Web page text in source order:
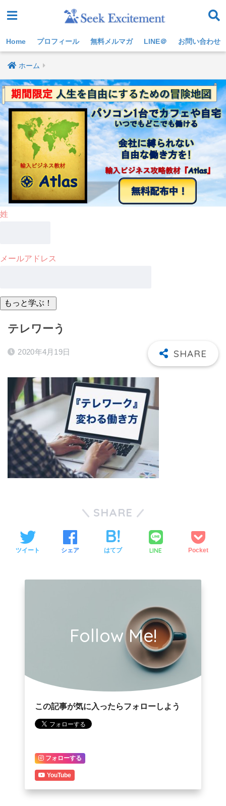
Home プロフィール 無料メルマガ LINE＠ お問い合わせ
ホーム
姓
メールアドレス
テレワーう
2020年4月19日
SHARE
ツイート シェア はてブ LINE Pocket
Follow Me!
この記事が気に入ったらフォローしよう
フォローする
YouTube